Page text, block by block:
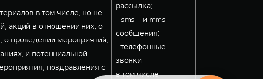
в том числе, но не
акций в отношении них, о
о проведении мероприятий,
и потенциальной
поздравления с
рассылка;
- sms – и mms –
сообщения;
- телефонные
звонки
в том числе